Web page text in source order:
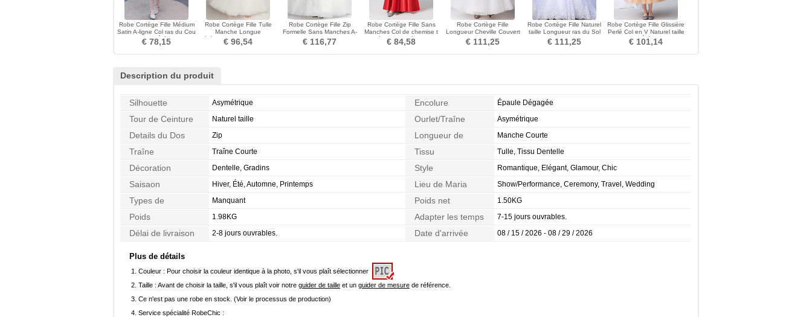
Robe Cortège Fille Médium
Satin A-ligne Col ras du Cou
Zip Été
€ 78,15
Robe Cortège Fille Tulle
Manche Longue
Cérémonial Zip Naturel taille
€ 96,54
Robe Cortège Fille Zip
Formelle Sans Manches A-
ligne Longueur Cheville
€ 116,77
Robe Cortège Fille Sans
Manches Col de chemise t
Orné de Nœud à Boucle
€ 84,58
Robe Cortège Fille
Longueur Cheville Couvert
de Dentelle A-ligne
€ 111,25
Robe Cortège Fille Naturel
taille Longueur ras du Sol
Manquant
€ 111,25
Robe Cortège Fille Glissière
Perlé Col en V Naturel taille
Été
€ 101,14
Description du produit
Silhouette Asymétrique Encolure Épaule Dégagée
Tour de Ceinture Naturel taille Ourlet/Traîne Asymétrique
Details du Dos Zip
Longueur de
Manches
Manche Courte
Traîne Traîne Courte Tissu Tulle, Tissu Dentelle
Décoration Dentelle, Gradins Style Romantique, Elégant, Glamour, Chic
Saisaon Hiver, Été, Automne, Printemps Lieu de Maria Show/Performance, Ceremony, Travel, Wedding
Types de
Morphologie
Manquant Poids net 1.50KG
Poids 1.98KG Adapter les temps 7-15 jours ouvrables.
Délai de livraison 2-8 jours ouvrables. Date d'arrivée 08 / 15 / 2026 - 08 / 29 / 2026
Plus de détails
Couleur : Pour choisir la couleur identique à la photo, s'il vous plaît sélectionner
Taille : Avant de choisir la taille, s'il vous plaît voir notre guider de taille et un guider de mesure de référence.
Ce n'est pas une robe en stock. (Voir le processus de production)
Service spécialité RobeChic :